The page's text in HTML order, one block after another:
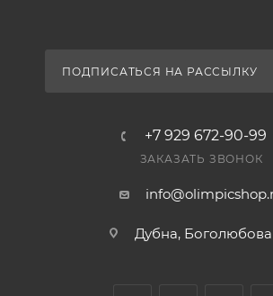
ПОДПИСАТЬСЯ НА РАССЫЛКУ
+7 929 672-90-99
ЗАКАЗАТЬ ЗВОНОК
Дубна,